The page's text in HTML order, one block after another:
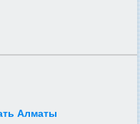
Алматы